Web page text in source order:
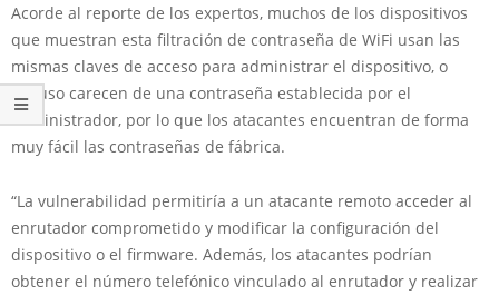
Acorde al reporte de los expertos, muchos de los dispositivos
que muestran esta filtración de contraseña de WiFi usan las
mismas claves de acceso para administrar el dispositivo, o
incluso carecen de una contraseña establecida por el
administrador, por lo que los atacantes encuentran de forma
muy fácil las contraseñas de fábrica.
“La vulnerabilidad permitiría a un atacante remoto acceder al
enrutador comprometido y modificar la configuración del
dispositivo o el firmware. Además, los atacantes podrían
obtener el número telefónico vinculado al enrutador y realizar